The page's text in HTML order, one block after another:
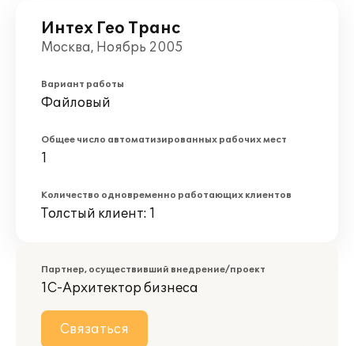
Интех Гео Транс
Москва, Ноябрь 2005
Вариант работы
Файловый
Общее число автоматизированных рабочих мест
1
Количество одновременно работающих клиентов
Толстый клиент: 1
Партнер, осуществивший внедрение/проект
1С-Архитектор бизнеса
Связаться